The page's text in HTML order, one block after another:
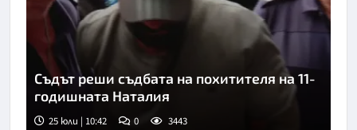
Съдът реши съдбата на похитителя на 11-
годишната Наталия
25 юли | 10:42 0 3443